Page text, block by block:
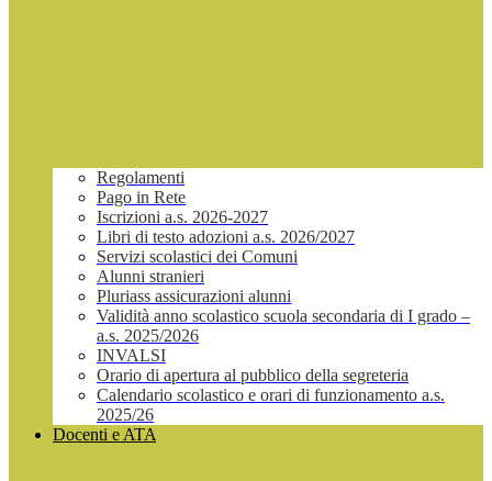
Regolamenti
Pago in Rete
Iscrizioni a.s. 2026-2027
Libri di testo adozioni a.s. 2026/2027
Servizi scolastici dei Comuni
Alunni stranieri
Pluriass assicurazioni alunni
Validità anno scolastico scuola secondaria di I grado –
a.s. 2025/2026
INVALSI
Orario di apertura al pubblico della segreteria
Calendario scolastico e orari di funzionamento a.s.
2025/26
Docenti e ATA